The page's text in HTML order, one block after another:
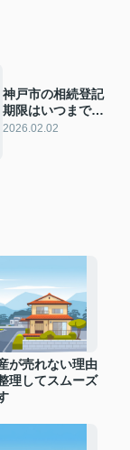
神戸市の相続登記
期限はいつまで？
必要書類や手続き
2026.02.02
が売れない理由
理してスムーズ